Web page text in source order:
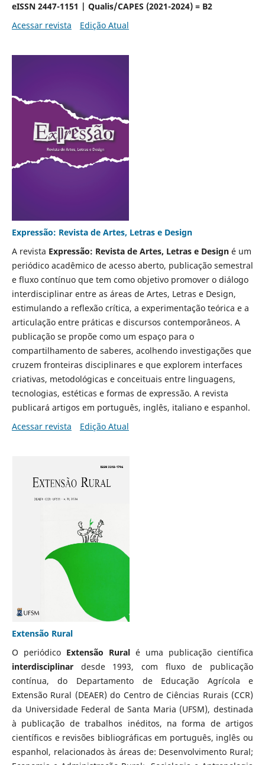
eISSN 2447-1151 | Qualis/CAPES (2021-2024) = B2
Acessar revista
Edição Atual
Expressão: Revista de Artes, Letras e Design
A revista Expressão: Revista de Artes, Letras e Designé um
periódico acadêmico de acesso aberto, publicação semestral
e fluxo contínuo que tem como objetivo promover o diálogo
interdisciplinar entre as áreas de Artes, Letras e Design,
estimulando a reflexão crítica, a experimentação teórica e a
articulação entre práticas e discursos contemporâneos. A
publicação se propõe como um espaço para o
compartilhamento de saberes, acolhendo investigações que
cruzem fronteiras disciplinares e que explorem interfaces
criativas, metodológicas e conceituais entre linguagens,
tecnologias, estéticas e formas de expressão. A revista
publicará artigos em português, inglês, italiano e espanhol.
Acessar revista
Edição Atual
Extensão Rural
O periódico Extensão Rural é uma publicação científica
interdisciplinardesde 1993, com fluxo de publicação
contínua, do Departamento de Educação Agrícola e
Extensão Rural (DEAER) do Centro de Ciências Rurais (CCR)
da Universidade Federal de Santa Maria (UFSM), destinada
à publicação de trabalhos inéditos, na forma de artigos
científicos e revisões bibliográficas em português, inglês ou
espanhol, relacionados às áreas de: Desenvolvimento Rural;